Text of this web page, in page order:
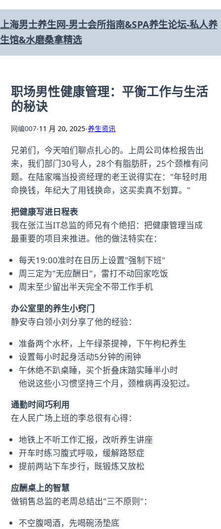
至
内
容
上海男士养生网-男士会所指南&SPA养生论坛-私人养
生馆&水磨桑拿精选
职场男性健康管理：平衡工作与生活
的秘诀
网编007·11 月 20, 2025·养生资讯
兄弟们，今天咱们聊点扎心的。上周公司体检报告出
来，我们部门30号人，28个有脂肪肝，25个颈椎有问
题。在陆家嘴当投资经理的老王说得实在："年轻时用
命换钱，年纪大了用钱换命，这买卖真不划算。"
把健康写进日程表
我在张江当IT总监的师兄有个绝招：把健康管理当成
最重要的项目来推进。他的做法特实在：
每天19:00准时在日历上设置"强制下班"
周三定为"无应酬日"，雷打不动回家吃饭
周末至少留出半天完全不带工作手机
办公室里的养生小窍门
静安寺白领小刘分享了他的经验：
准备两个水杯，上午绿茶提神，下午枸杞养生
设置每小时起身活动5分钟的闹钟
午休绝不趴桌睡，买个折叠床踏实睡半小时
他说这些小习惯坚持三个月，颈椎病再没犯过。
通勤时间巧利用
在人民广场上班的李总很有心得：
地铁上不听工作汇报，改听养生讲座
开车时练习腹式呼吸，缓解路怒症
提前两站下车步行，既锻炼又放松
应酬桌上的智慧
做销售总监的老周总结出"三不原则"：
不空腹喝酒，先喝碗汤垫底